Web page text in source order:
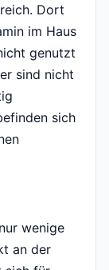
Dort
im Haus
genutzt
sind nicht
sich
wenige
an der